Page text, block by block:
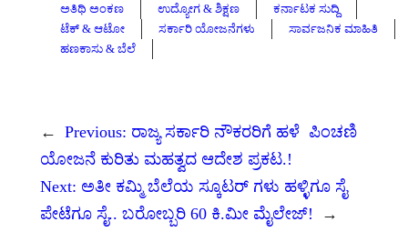
ಅತಿಥಿ ಅಂಕಣ ಉದ್ಯೋಗ & ಶಿಕ್ಷಣ
ಕರ್ನಾಟಕ ಸುದ್ದಿ
ಟೆಕ್ & ಆಟೋ
ಸರ್ಕಾರಿ ಯೋಜನೆಗಳು
ಸಾರ್ವಜನಿಕ ಮಾಹಿತಿ
ಹಣಕಾಸು & ಬೆಲೆ
← Previous: ರಾಜ್ಯ ಸರ್ಕಾರಿ ನೌಕರರಿಗೆ ಹಳೆ ಪಿಂಚಣಿ
ಯೋಜನೆ ಕುರಿತು ಮಹತ್ವದ ಆದೇಶ ಪ್ರಕಟ.!
Next: ಅತೀ ಕಮ್ಮಿ ಬೆಲೆಯ ಸ್ಕೂಟರ್ ಗಳು ಹಳ್ಳಿಗೂ ಸೈ
ಪೇಟೆಗೂ ಸೈ.. ಬರೋಬ್ಬರಿ 60 ಕಿ.ಮೀ ಮೈಲೇಜ್!
→